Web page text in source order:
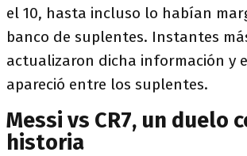
el 10, hasta incluso lo habían
banco de suplentes. Instantes
actualizaron dicha información y
apareció entre los suplentes.
Messi vs CR7, un duelo
historia